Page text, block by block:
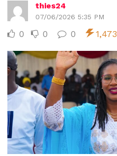
thies24
07/06/2026 5:35 PM
0 0 0 1,473